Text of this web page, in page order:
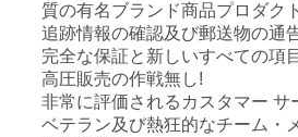
質の有名ブランド商品プロダク
追跡情報の確認及び郵送物の通
完全な保証と新しいすべての項
高圧販売の作戦無し!
非常に評価されるカスタマー サ
ベテラン及び熱狂的なチーム・